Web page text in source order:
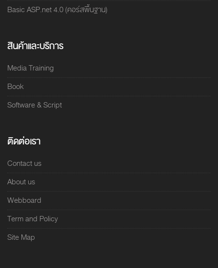
Basic ASP.net 4.0 (คอร์สพื้นฐาน)
สินค้าและบริการ
Media Training
Book
Software & Script
ติดต่อเรา
Contact us
About us
Webboard
Term and Policy
Site Map